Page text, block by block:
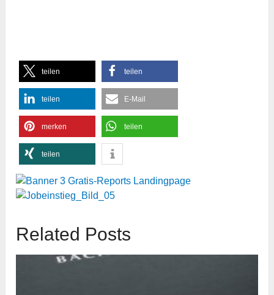
teilen teilen
teilen E-Mail
merken teilen
teilen
Related Posts